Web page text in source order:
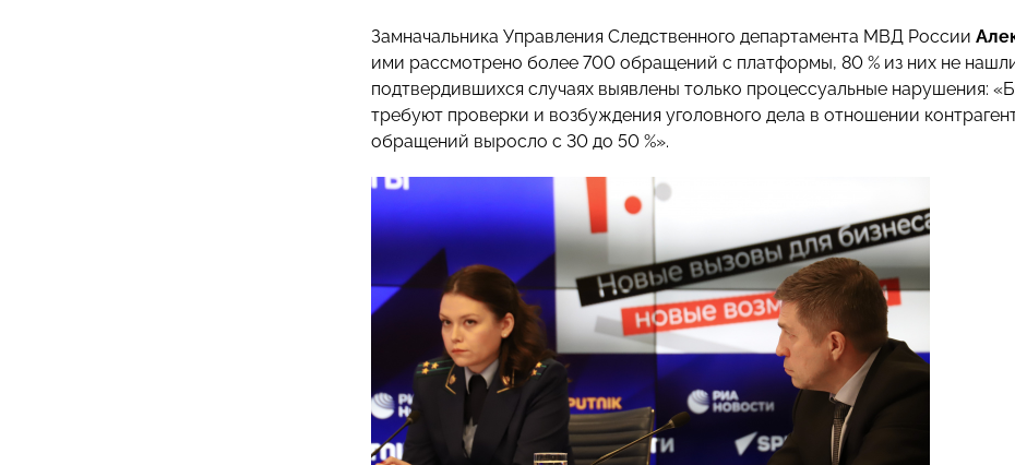
Замначальника Управления Следственного департамента МВД России
ими рассмотрено более 700 обращений с платформы, 80 % из них не
подтвердившихся случаях выявлены только процессуальные нарушения:
требуют проверки и возбуждения уголовного дела в отношении
обращений выросло с 30 до 50 %».